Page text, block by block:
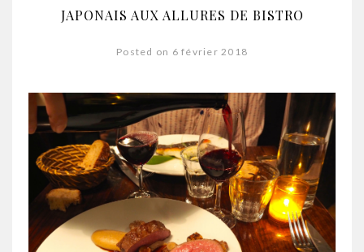
JAPONAIS AUX ALLURES DE BISTRO
Posted on 6 février 2018